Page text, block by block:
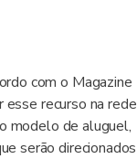
com o Magazine
esse recurso na rede
modelo de aluguel,
serão direcionados